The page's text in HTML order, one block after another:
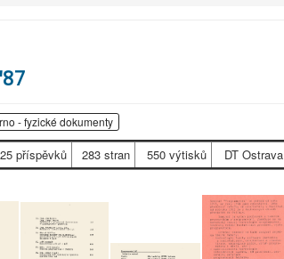
- fyzické dokumenty
25 příspěvků 283 stran 550 výtisků DT Ostrava